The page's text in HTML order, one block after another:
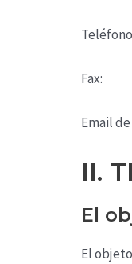
Fax:
Email
II.
El
El